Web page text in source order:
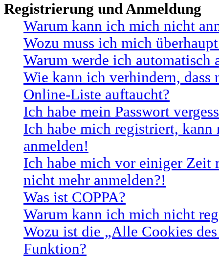
Registrierung und Anmeldung
Warum kann ich mich nicht
Wozu muss ich mich
Warum werde ich automatisch
Wie kann ich verhindern, dass
Online-Liste auftaucht?
Ich habe mein Passwort
Ich habe mich registriert, kann
anmelden!
Ich habe mich vor einiger Zeit
nicht mehr anmelden?!
Was ist COPPA?
Warum kann ich mich nicht
Wozu ist die „Alle Cookies
Funktion?